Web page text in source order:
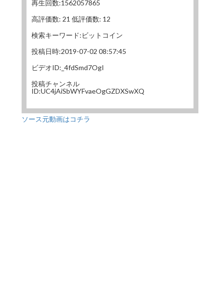
再生回数:1562057865
高評価数: 21 低評価数: 12
検索キーワード:ビットコイン
投稿日時:2019-07-02 08:57:45
ビデオID:_4fdSmd7OgI
投稿チャンネル
ID:UC4jAiSbWYFvaeOgGZDXSwXQ
ソース元動画はコチラ